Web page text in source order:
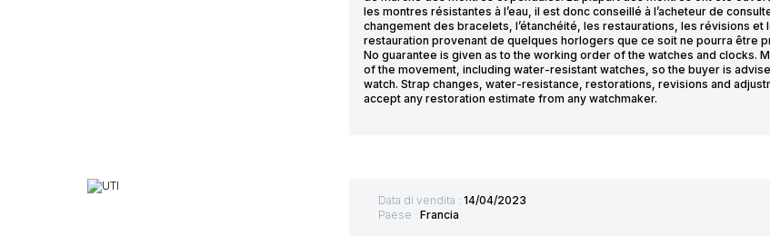
les montres résistantes à l’eau, il est donc conseillé à l’acheteur de
changement des bracelets, l’étanchéité, les restaurations, les révisions et
restauration provenant de quelques horlogers que ce soit ne pourra être
No guarantee is given as to the working order of the watches and clocks.
of the movement, including water-resistant watches, so the buyer is
watch. Strap changes, water-resistance, restorations, revisions and
accept any restoration estimate from any watchmaker.
Data di vendita : 14/04/2023
Paese : Francia